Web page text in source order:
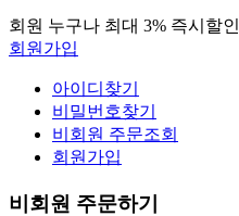
회원 누구나 최대 3% 즉시할인
회원가입
아이디찾기
비밀번호찾기
비회원 주문조회
회원가입
비회원 주문하기